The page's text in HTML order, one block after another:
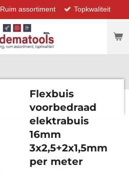
Ruim assortiment Topkwaliteit
Flexbuis
voorbedraad
elektrabuis
16mm
3x2,5+2x1,5mm
per meter